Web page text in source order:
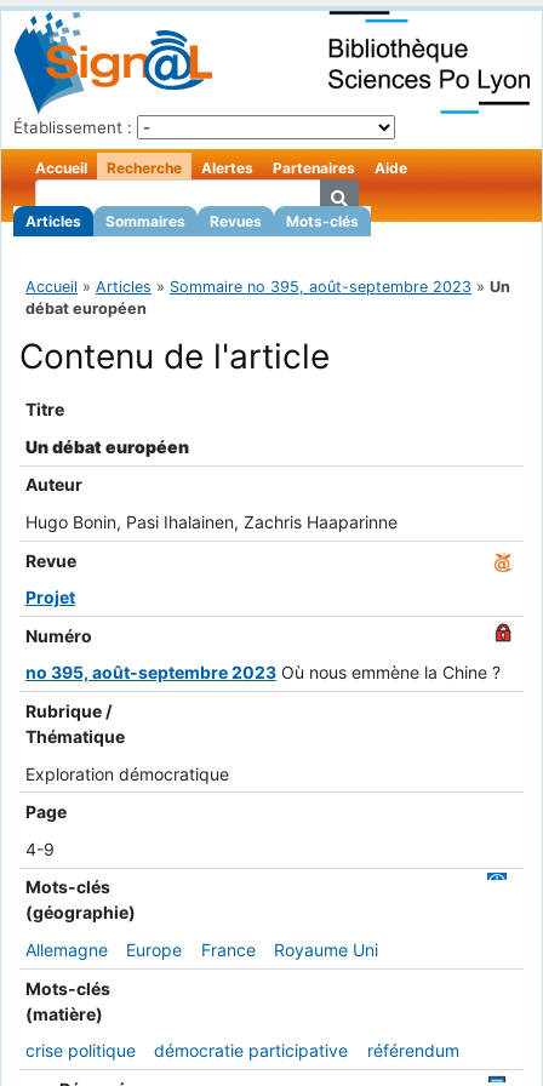
Établissement :
Accueil Recherche
Articles Sommaires Revues Mots-clés
Alertes Partenaires Aide
Accueil » Articles » Sommaire no 395, août-septembre 2023 » Un
débat européen
Contenu de l'article
Titre
Un débat européen
Auteur
Hugo Bonin, Pasi Ihalainen, Zachris Haaparinne
Revue
Projet
Numéro
no 395, août-septembre 2023 Où nous emmène la Chine ?
Rubrique /
Thématique
Exploration démocratique
Page
4-9
Mots-clés
(géographie)
Allemagne
Europe France
Royaume Uni
Mots-clés
(matière)
crise politique
démocratie participative
référendum